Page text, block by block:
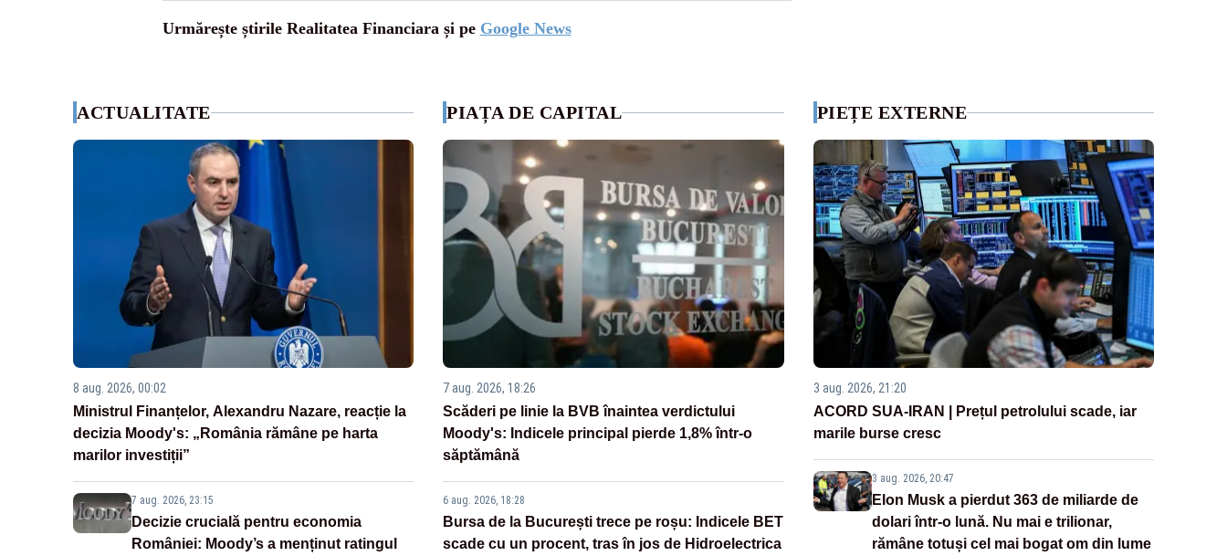
Urmărește știrile Realitatea Financiara și pe Google News
ACTUALITATE
8 aug. 2026, 00:02
Ministrul Finanțelor, Alexandru Nazare, reacție la
decizia Moody's: „România rămâne pe harta
marilor investiții”
7 aug. 2026, 23:15
Decizie crucială pentru economia
României: Moody’s a menținut ratingul
PIAȚA DE CAPITAL
7 aug. 2026, 18:26
Scăderi pe linie la BVB înaintea verdictului
Moody's: Indicele principal pierde 1,8% într-o
săptămână
6 aug. 2026, 18:28
Bursa de la București trece pe roșu: Indicele BET
scade cu un procent, tras în jos de Hidroelectrica
PIEȚE EXTERNE
3 aug. 2026, 21:20
ACORD SUA-IRAN | Prețul petrolului scade, iar
marile burse cresc
3 aug. 2026, 20:47
Elon Musk a pierdut 363 de miliarde de
dolari într-o lună. Nu mai e trilionar,
rămâne totuși cel mai bogat om din lume